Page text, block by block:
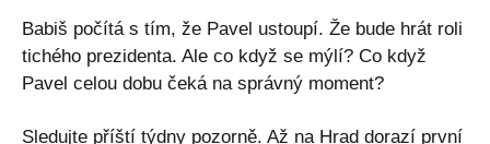
Babiš počítá s tím, že Pavel ustoupí. Že bude hrát roli
tichého prezidenta. Ale co když se mýlí? Co když
Pavel celou dobu čeká na správný moment?
Sledujte příští týdny pozorně. Až na Hrad dorazí první